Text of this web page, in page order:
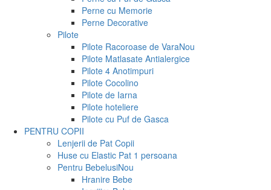
Perne cu Memorie
Perne Decorative
Pilote
Pilote Racoroase de VaraNou
Pilote Matlasate Antialergice
Pilote 4 Anotimpuri
Pilote Cocolino
Pilote de Iarna
Pilote hoteliere
Pilote cu Puf de Gasca
PENTRU COPII
Lenjerii de Pat Copii
Huse cu Elastic Pat 1 persoana
Pentru BebelusiNou
Hranire Bebe